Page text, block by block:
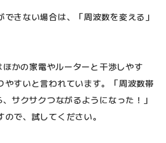
きない場合は、「周波数を変える」
かの家電やルーターと干渉しやす
やすいと言われています。「周波数帯
サクサクつながるようになった！」
で、試してください。